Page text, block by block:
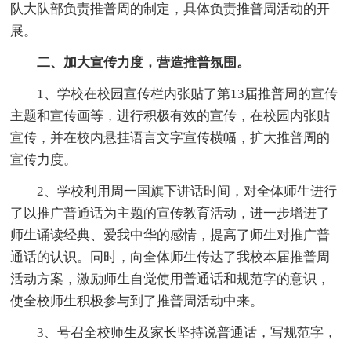
队大队部负责推普周的制定，具体负责推普周活动的开
展。
二、加大宣传力度，营造推普氛围。
1、学校在校园宣传栏内张贴了第13届推普周的宣传
主题和宣传画等，进行积极有效的宣传，在校园内张贴
宣传，并在校内悬挂语言文字宣传横幅，扩大推普周的
宣传力度。
2、学校利用周一国旗下讲话时间，对全体师生进行
了以推广普通话为主题的宣传教育活动，进一步增进了
师生诵读经典、爱我中华的感情，提高了师生对推广普
通话的认识。同时，向全体师生传达了我校本届推普周
活动方案，激励师生自觉使用普通话和规范字的意识，
使全校师生积极参与到了推普周活动中来。
3、号召全校师生及家长坚持说普通话，写规范字，